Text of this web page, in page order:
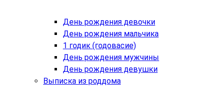
День рождения девочки
День рождения мальчика
1 годик (годовасие)
День рождения мужчины
День рождения девушки
Выписка из роддома